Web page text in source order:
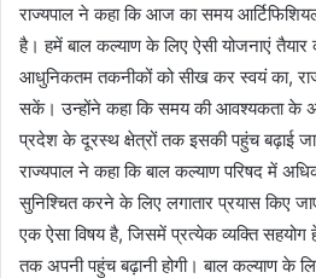
राज्यपाल ने कहा कि आज का समय
है। हमें बाल कल्याण के लिए ऐसी योजनाएं
आधुनिकतम तकनीकों को सीख कर स्वयं का,
सकें। उन्होंने कहा कि समय की आवश्यकता के
प्रदेश के दूरस्थ क्षेत्रों तक इसकी पहुंच बढ़ाई
राज्यपाल ने कहा कि बाल कल्याण परिषद में
सुनिश्चित करने के लिए लगातार प्रयास किए
एक ऐसा विषय है, जिसमें प्रत्येक व्यक्ति
तक अपनी पहुंच बढ़ानी होगी। बाल कल्याण के